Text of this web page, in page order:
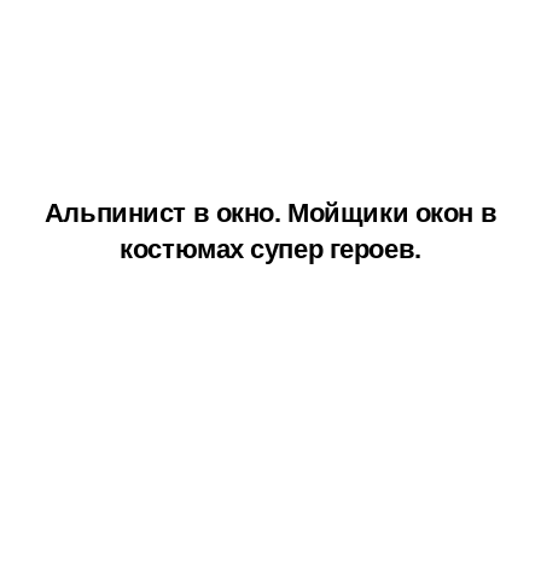
Альпинист в окно. Мойщики окон в
костюмах супер героев.